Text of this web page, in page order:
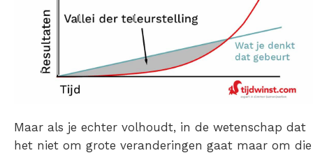
Maar als je echter volhoudt, in de wetenschap dat
het niet om grote veranderingen gaat maar om die